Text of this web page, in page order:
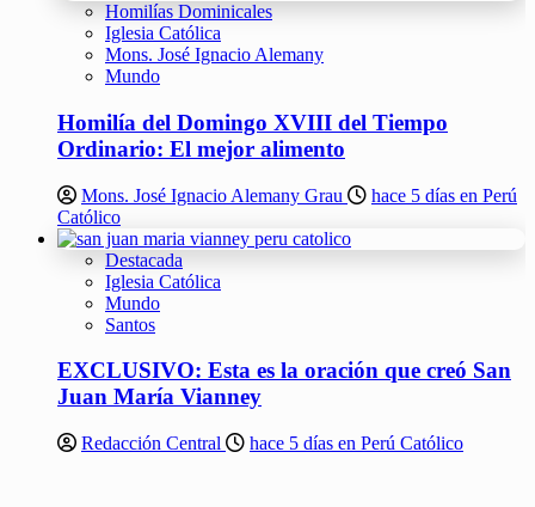
Homilías Dominicales
Iglesia Católica
Mons. José Ignacio Alemany
Mundo
Homilía del Domingo XVIII del Tiempo
Ordinario: El mejor alimento
Mons. José Ignacio Alemany Grau
hace 5 días en Perú
Católico
Destacada
Iglesia Católica
Mundo
Santos
EXCLUSIVO: Esta es la oración que creó San
Juan María Vianney
Redacción Central hace 5 días en Perú Católico